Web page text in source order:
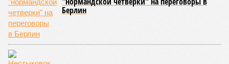
Берлин